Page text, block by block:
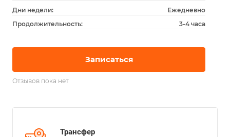
Дни недели:
Ежедневно
Продолжительность:
3-4 часа
Записаться
Отзывов пока нет
Трансфер